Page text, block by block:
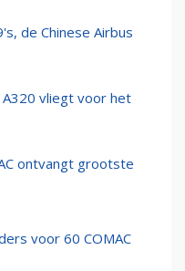
de Chinese Airbus
vliegt voor het
ontvangt grootste
voor 60 COMAC